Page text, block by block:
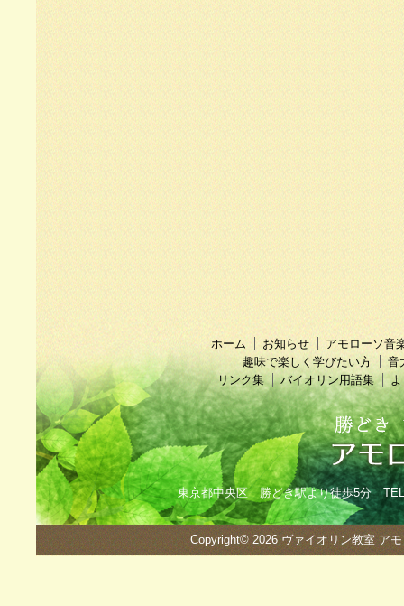
ホーム お知らせ
アモローソ音
趣味で楽しく学びたい方
音
リンク集
バイオリン用語集
東京都中央区 勝どき駅より徒歩5分
Copyright© 2026 ヴァイオリン教室 ア